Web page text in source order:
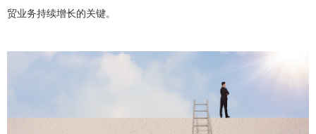
贸业务持续增长的关键。